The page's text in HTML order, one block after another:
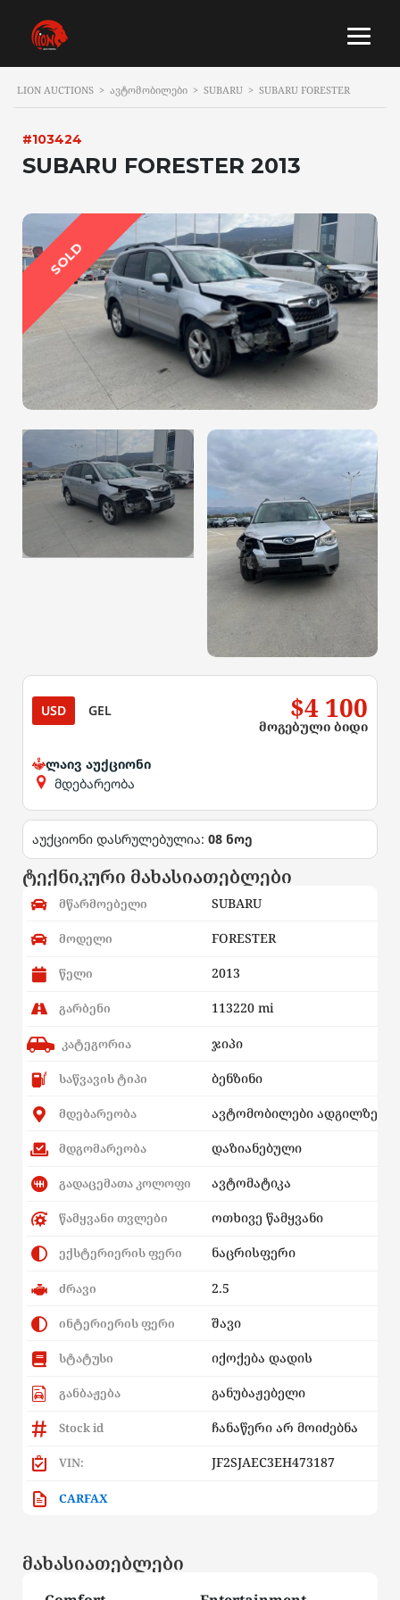
LION AUCTIONS > ᲐᲕᲢᲝᲛᲝᲑᲘᲚᲔᲑᲘ > SUBARU > SUBARU FORESTER
#103424
SUBARU FORESTER 2013
SOLD
USD GEL $4 100
მოგებული ბიდი
ლაივ აუქციონი
მდებარეობა
აუქციონი დასრულებულია: 08 ნოე
ტექნიკური მახასიათებლები
მწარმოებელი SUBARU
მოდელი FORESTER
წელი 2013
გარბენი 113220 mi
კატეგორია ჯიპი
საწვავის ტიპი ბენზინი
მდებარეობა ავტომობილები ადგილზე
მდგომარეობა დაზიანებული
გადაცემათა კოლოფი ავტომატიკა
წამყვანი თვლები ოთხივე წამყვანი
ექსტერიერის ფერი ნაცრისფერი
ძრავი 2.5
ინტერიერის ფერი შავი
სტატუსი იქოქება დადის
განბაჟება განუბაჟებელი
Stock id ჩანაწერი არ მოიძებნა
VIN: JF2SJAEC3EH473187
CARFAX
მახასიათებლები